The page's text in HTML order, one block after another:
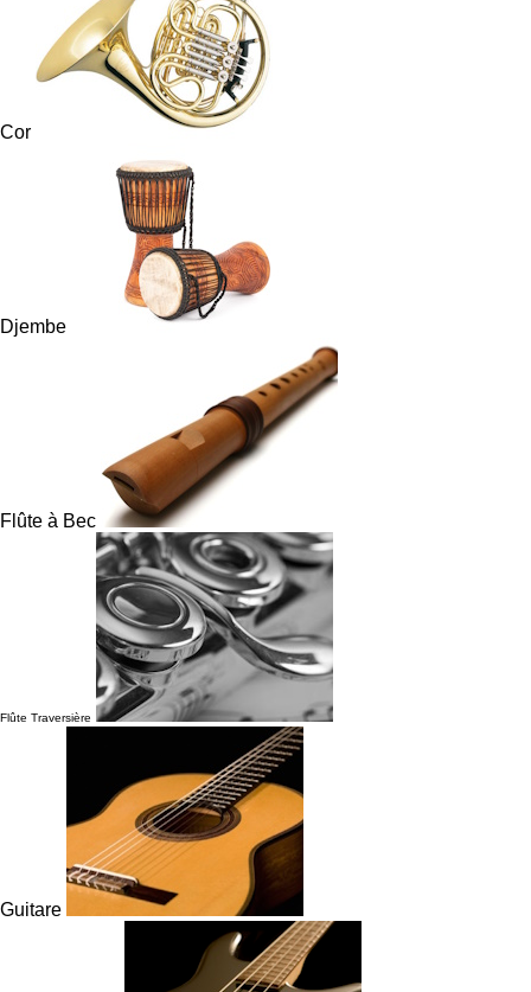
Cor
Djembe
Flûte à Bec
Flûte Traversière
Guitare